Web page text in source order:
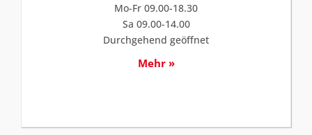
Mo-Fr 09.00-18.30
Sa 09.00-14.00
Durchgehend geöffnet
Mehr »